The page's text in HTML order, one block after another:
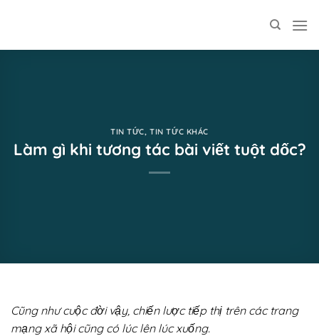
TIN TỨC,TIN TỨC KHÁC
Làm gì khi tương tác bài viết tuột dốc?
Cũng như cuộc đời vậy, chiến lược tiếp thị trên các trang
mạng xã hội cũng có lúc lên lúc xuống.